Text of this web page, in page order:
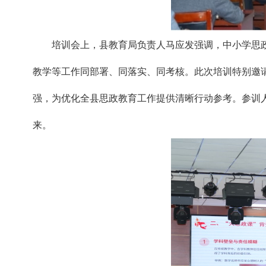
培训会上，县教育局负责人马应发强调，中小学
教学等工作同部署、同落实、同考核。此次培训特别
强，为优化全县思政教育工作提供清晰行动参考。参
来。